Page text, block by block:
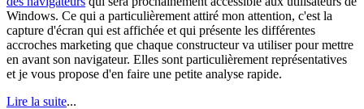
Windows. Ce qui a particulièrement attiré mon attention, c'est la
capture d'écran qui est affichée et qui présente les différentes
accroches marketing que chaque constructeur va utiliser pour mettre
en avant son navigateur. Elles sont particulièrement représentatives
et je vous propose d'en faire une petite analyse rapide.
Lire la suite...